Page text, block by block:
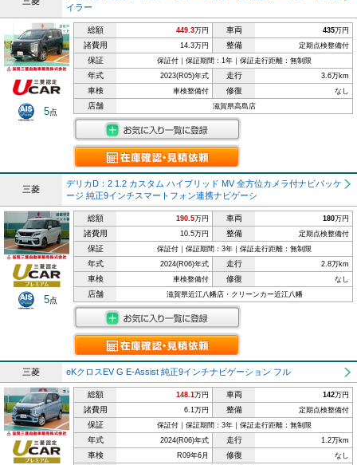
イラー
5点
総額 449.3万円 車両 435万円
諸費用 14.3万円 整備 定期点検整備付
保証 保証付｜保証期間：1年｜保証走行距離：無制限
年式 2023(R05)年式 走行 3.6万km
車検 車検整備付 修復 なし
店舗 滋賀県高島店
三菱
デリカD：2 1.2 カスタム ハイブリッド MV 全方位カメラ付ナビパッケ
ージ 純正9インチスマートフォン連携ナビゲーシ
5点
総額 190.5万円 車両 180万円
諸費用 10.5万円 整備 定期点検整備付
保証 保証付｜保証期間：3年｜保証走行距離：無制限
年式 2024(R06)年式 走行 2.8万km
車検 車検整備付 修復 なし
店舗 滋賀県近江八幡店・クリーンカー近江八幡
三菱 eKクロスEV G E-Assist 純正9インチナビゲーション フル
総額 148.1万円 車両 142万円
諸費用 6.1万円 整備 定期点検整備付
保証 保証付｜保証期間：3年｜保証走行距離：無制限
年式 2024(R06)年式 走行 1.2万km
車検 R09年6月 修復 なし